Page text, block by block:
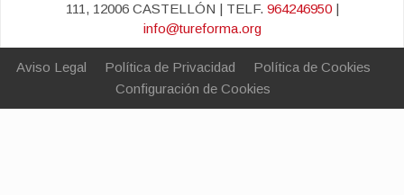
111, 12006 CASTELLÓN | TELF. 964246950|
info@tureforma.org
Aviso Legal Política de Privacidad
Política de Cookies
Configuración de Cookies